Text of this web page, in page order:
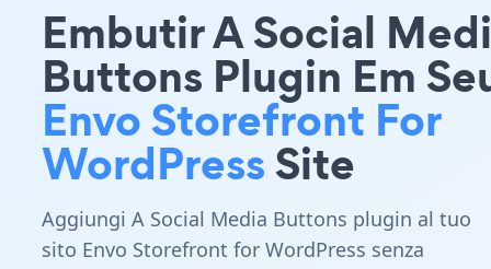
Embutir A Social
Buttons Plugin Em
Envo Storefront For
WordPressSite
Aggiungi A Social Media Buttons plugin al tuo
sito Envo Storefront for WordPress senza